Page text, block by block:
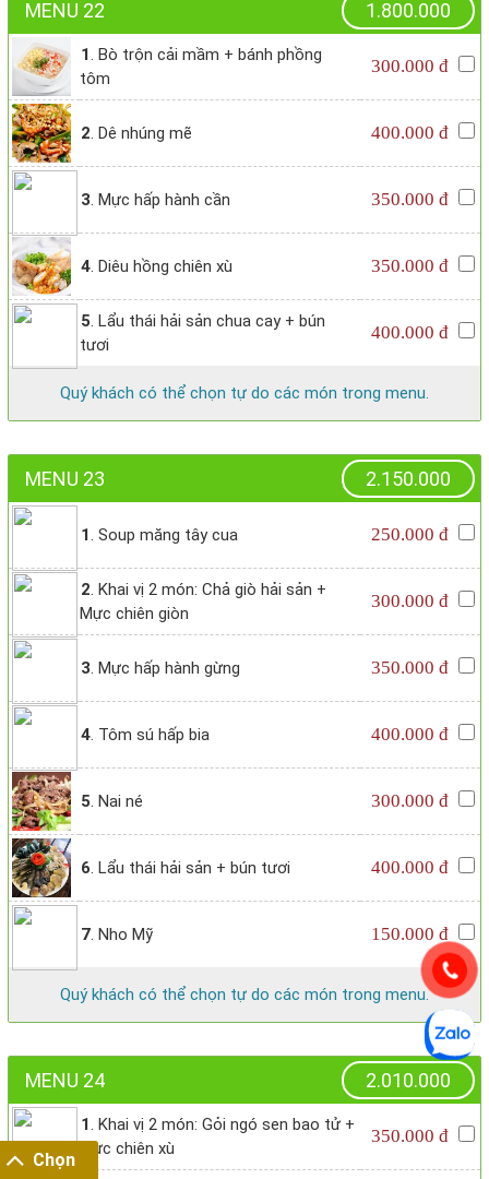
MENU 22 1.800.000
1. Bò trộn cải mầm + bánh phồng
tôm
300.000 đ
2. Dê nhúng mẽ 400.000 đ
3. Mực hấp hành cần 350.000 đ
4. Diêu hồng chiên xù 350.000 đ
5. Lẩu thái hải sản chua cay + bún
tươi
400.000 đ
Quý khách có thể chọn tự do các món trong menu.
MENU 23 2.150.000
1. Soup măng tây cua 250.000 đ
2. Khai vị 2 món: Chả giò hải sản +
Mực chiên giòn
300.000 đ
3. Mực hấp hành gừng 350.000 đ
4. Tôm sú hấp bia 400.000 đ
5. Nai né 300.000 đ
6. Lẩu thái hải sản + bún tươi 400.000 đ
7. Nho Mỹ 150.000 đ
Quý khách có thể chọn tự do các món trong menu.
MENU 24 2.010.000
1. Khai vị 2 món: Gỏi ngó sen bao tử +
Mực chiên xù
350.000 đ
Chọn